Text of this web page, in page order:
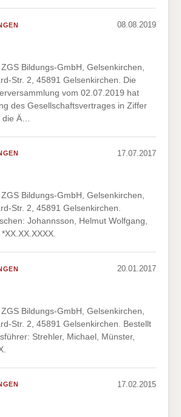
08.08.2019
Bildungs-GmbH, Gelsenkirchen,
Str. 2, 45891 Gelsenkirchen. Die
vom 02.07.2019 hat
des Gesellschaftsvertrages in Ziffer
Ä…
17.07.2017
Bildungs-GmbH, Gelsenkirchen,
Str. 2, 45891 Gelsenkirchen.
Johannsson, Helmut Wolfgang,
20.01.2017
Bildungs-GmbH, Gelsenkirchen,
Str. 2, 45891 Gelsenkirchen. Bestellt
Strehler, Michael, Münster,
17.02.2015